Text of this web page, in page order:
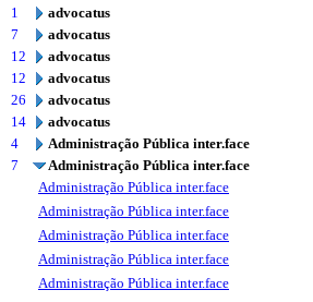
1
advocatus
7
advocatus
12
advocatus
12
advocatus
26
advocatus
14
advocatus
4
Administração Pública inter.face
7
Administração Pública inter.face
Administração Pública inter.face
Administração Pública inter.face
Administração Pública inter.face
Administração Pública inter.face
Administração Pública inter.face